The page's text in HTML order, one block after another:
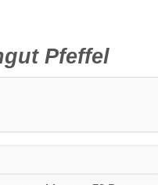
Pfeffel